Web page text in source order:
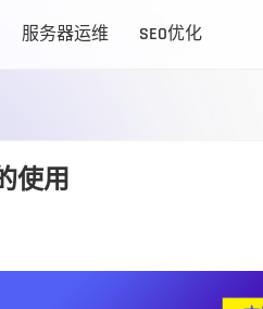
服务器运维 SEO优化
使用